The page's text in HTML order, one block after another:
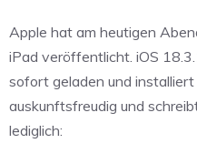
Apple hat am heutigen
iPad veröffentlicht. iOS
sofort geladen und
auskunftsfreudig und
lediglich: